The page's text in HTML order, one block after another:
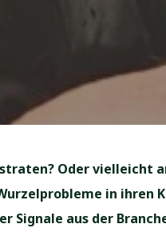
Oder
in ihren
Signale aus der